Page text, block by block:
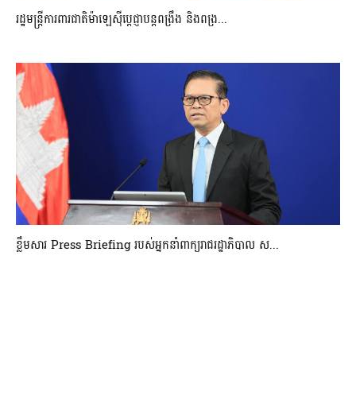
រដ្ឋមន្ត្រីការពារជាតិម៉ាឡេស៊ីប្ដេជ្ញាបន្តពង្រឹង និងពង្រ...
ខ្លឹមសារ Press Briefing របស់អ្នកនាំពាក្យរាជរដ្ឋាភិបាល ស...